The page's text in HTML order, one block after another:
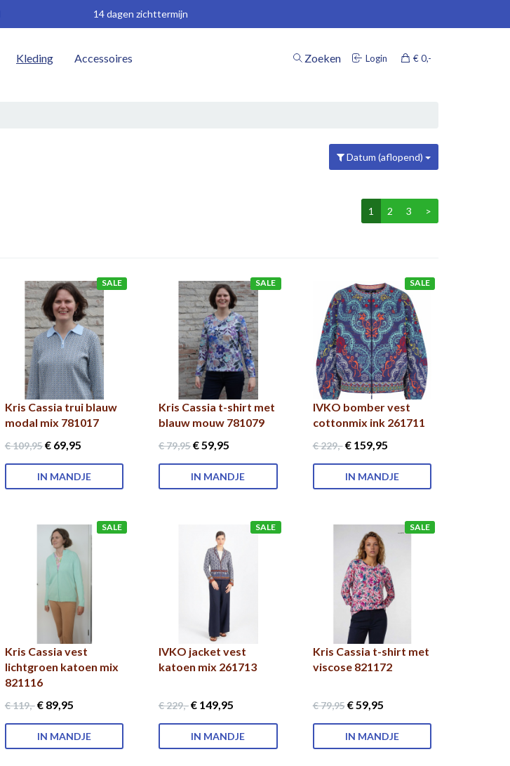
14 dagen zichttermijn
Kleding Accessoires Zoeken Login € 0,-
Uw winkelwagen is leeg.
Datum (aflopend)
1 2 3 >
SALE
Kris Cassia trui blauw
modal mix 781017
€ 109,95€ 69,95
IN MANDJE
SALE
Kris Cassia t-shirt met
blauw mouw 781079
€ 79,95€ 59,95
IN MANDJE
SALE
IVKO bomber vest
cottonmix ink 261711
€ 229,-€ 159,95
IN MANDJE
SALE
Kris Cassia vest
lichtgroen katoen mix
821116
€ 119,-€ 89,95
IN MANDJE
SALE
IVKO jacket vest
katoen mix 261713
€ 229,-€ 149 ,95
IN MANDJE
SALE
Kris Cassia t-shirt met
viscose 821172
€ 79,95€ 59,95
IN MANDJE